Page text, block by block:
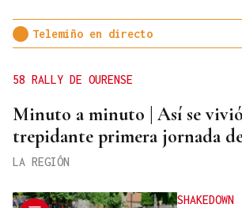
Telemiño en directo
58 RALLY DE OURENSE
Minuto a minuto | Así se
trepidante primera jornada
LA REGIÓN
SHAKEDOWN